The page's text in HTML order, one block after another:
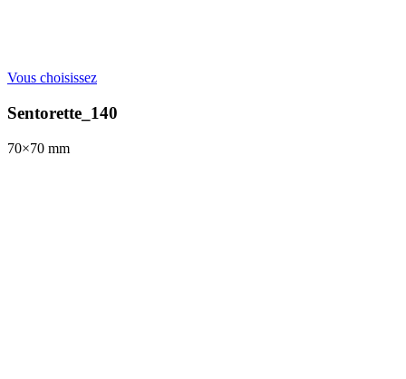
Vous choisissez
Sentorette_140
70×70 mm